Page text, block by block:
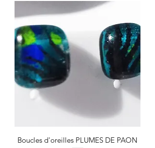
Boucles d'oreilles PLUMES DE PAON